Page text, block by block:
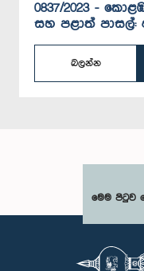
0837/2023 -
සහ පළාත් පාසල්:
බලන්න
මෙම පිටුව